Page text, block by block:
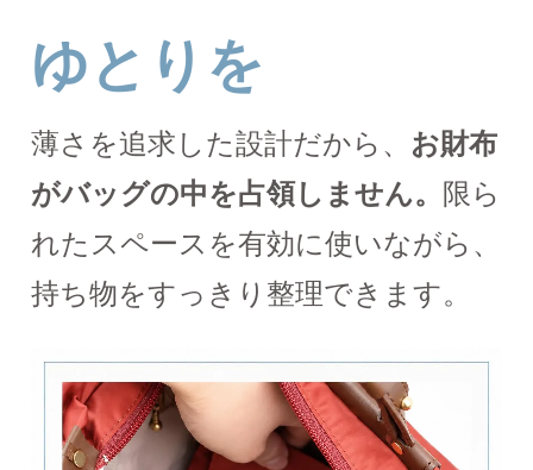
ゆとりを
薄さを追求した設計だから、 お財布
がバッグの中を占領しません。
限ら
れたスペースを有効に使いながら、
持ち物をすっきり整理できます。